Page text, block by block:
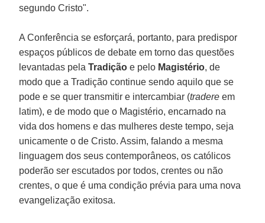
segundo Cristo".
A Conferência se esforçará, portanto, para predispor
espaços públicos de debate em torno das questões
levantadas pelaTradiçãoe pelo Magistério, de
modo que a Tradição continue sendo aquilo que se
pode e se quer transmitir e intercambiar (tradere em
latim), e de modo que o Magistério, encarnado na
vida dos homens e das mulheres deste tempo, seja
unicamente o de Cristo. Assim, falando a mesma
linguagem dos seus contemporâneos, os católicos
poderão ser escutados por todos, crentes ou não
crentes, o que é uma condição prévia para uma nova
evangelização exitosa.